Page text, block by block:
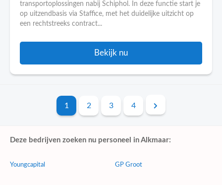
transportoplossingen nabij Schiphol. In deze functie start je
op uitzendbasis via Staffice, met het duidelijke uitzicht op
een rechtstreeks contract...
Bekijk nu
1 2 3 4
Deze bedrijven zoeken nu personeel in Alkmaar:
Youngcapital GP Groot